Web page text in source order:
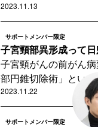
2023.11.13
サポートメンバー限定
子宮頸部異形成って
子宮頸がんの前がん
部円錐切除術」とい
2023.11.22
サポートメンバー限定